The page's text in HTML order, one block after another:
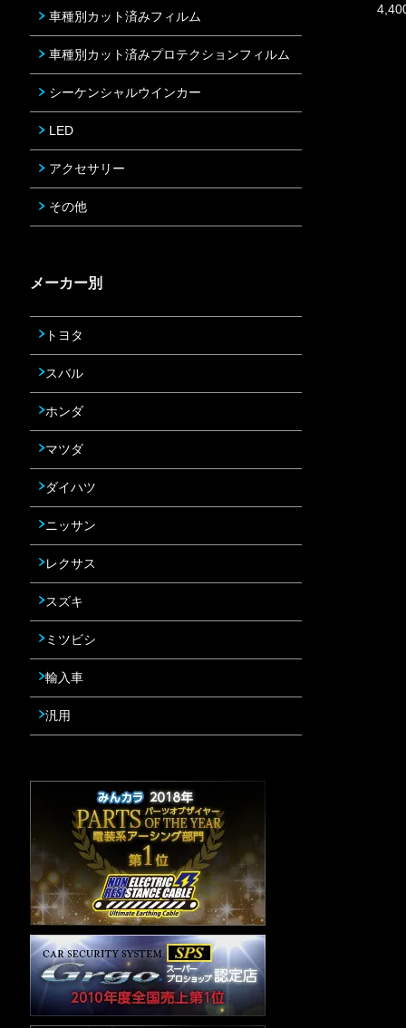
車種別カット済みフィルム
車種別カット済みプロテクションフィルム
シーケンシャルウインカー
LED
アクセサリー
その他
メーカー別
トヨタ
スバル
ホンダ
マツダ
ダイハツ
ニッサン
レクサス
スズキ
ミツビシ
輸入車
汎用